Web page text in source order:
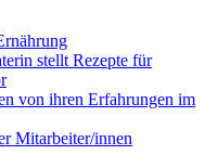
stellt Rezepte für
von ihren Erfahrungen im
Mitarbeiter/innen